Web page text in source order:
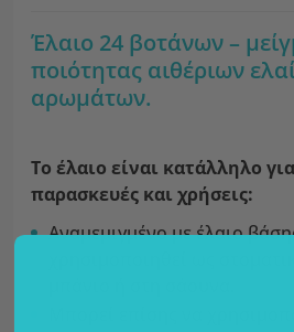
Έλαιο 24 βοτάνων –
ποιότητας αιθέριων
αρωμάτων.
Το έλαιο είναι κατάλληλο
παρασκευές και χρήσεις:
Αναμεμιγμένο με έλαιο